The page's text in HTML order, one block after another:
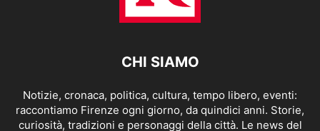
CHI SIAMO
Notizie, cronaca, politica, cultura, tempo libero, eventi:
raccontiamo Firenze ogni giorno, da quindici anni. Storie,
curiosità, tradizioni e personaggi della città. Le news del